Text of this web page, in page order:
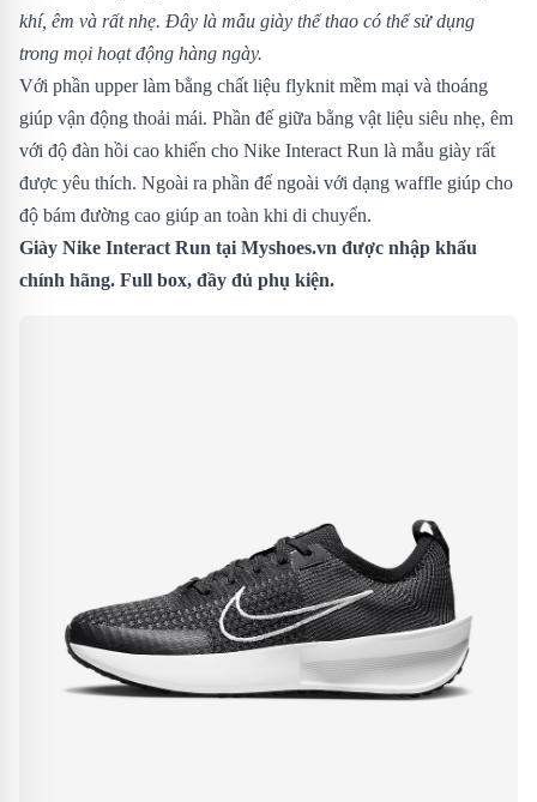
khí, êm và rất nhẹ. Đây là mẫu giày thể thao có thể sử dụng
trong mọi hoạt động hàng ngày.
Với phần upper làm bằng chất liệu flyknit mềm mại và thoáng
giúp vận động thoải mái. Phần đế giữa bằng vật liệu siêu nhẹ, êm
với độ đàn hồi cao khiến cho Nike Interact Run là mẫu giày rất
được yêu thích. Ngoài ra phần đế ngoài với dạng waffle giúp cho
độ bám đường cao giúp an toàn khi di chuyển.
Giày Nike Interact Run tại Myshoes.vn được nhập khẩu
chính hãng. Full box, đầy đủ phụ kiện.